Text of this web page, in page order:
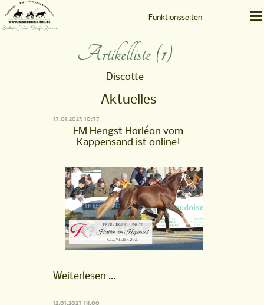
Barbara Heim • Tanja Kernen
Funktionsseiten ≡
Artikelliste (1)
Discotte
Aktuelles
13.01.2023 10:37
FM Hengst Horléon vom
Kappensand ist online!
Weiterlesen …FM
12.01.2023 18:00